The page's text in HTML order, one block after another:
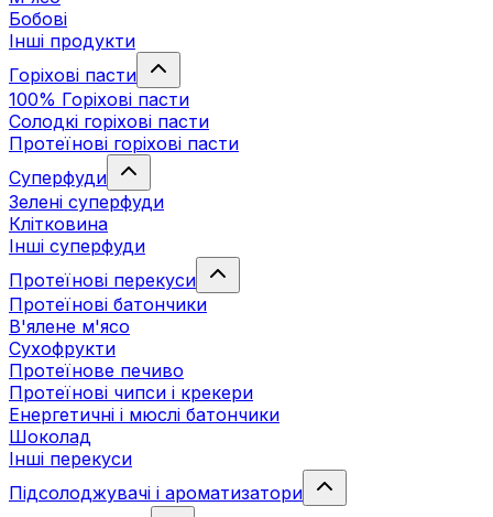
Бобові
Інші продукти
Горіхові пасти
100% Горіхові пасти
Солодкі горіхові пасти
Протеїнові горіхові пасти
Суперфуди
Зелені суперфуди
Клітковина
Інші суперфуди
Протеїнові перекуси
Протеїнові батончики
В'ялене м'ясо
Сухофрукти
Протеїнове печиво
Протеїнові чипси і крекери
Енергетичні і мюслі батончики
Шоколад
Інші перекуси
Підсолоджувачі і ароматизатори